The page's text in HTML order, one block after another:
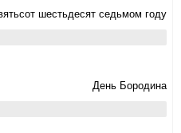
шестьдесят седьмом году
День Бородина